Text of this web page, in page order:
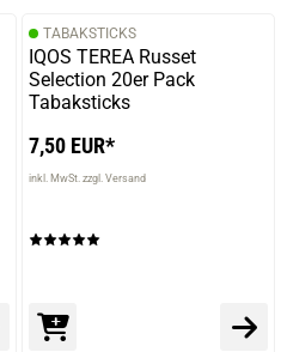
TABAKSTICKS
IQOS TEREA Russet
Selection 20er Pack
Tabaksticks
7,50 EUR*
inkl. MwSt. zzgl. Versand